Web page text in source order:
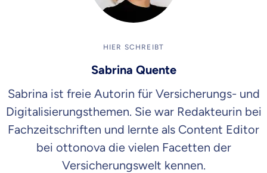
HIER SCHREIBT
Sabrina Quente
Sabrina ist freie Autorin für Versicherungs- und
Digitalisierungsthemen. Sie war Redakteurin bei
Fachzeitschriften und lernte als Content Editor
bei ottonova die vielen Facetten der
Versicherungswelt kennen.